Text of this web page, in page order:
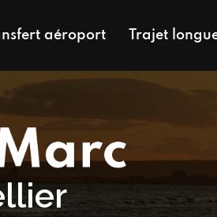
aéroport Trajet